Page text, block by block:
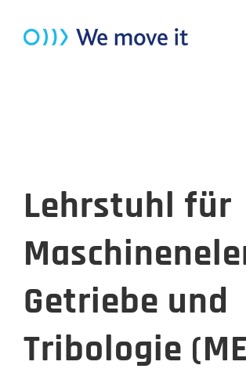
Inhalt
Lehrstuhl für
Getriebe und
Tribologie